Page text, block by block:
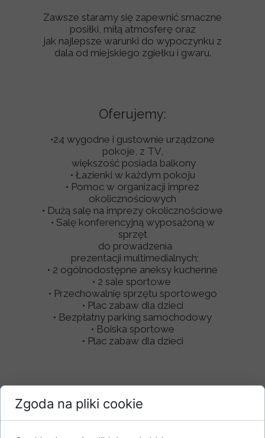
Zawsze staramy się zapewnić smaczne
posiłki, miłą atmosferę oraz
jak najlepsze warunki do wypoczynku z
dala od miejskiego zgiełku i gwaru.
Oferujemy:
•24 wygodne i gustownie urządzone
pokoje, z TV,
większość posiada balkony
• Łazienki w każdym pokoju
• Pomoc w organizacji imprez
okolicznościowych
• Dużą salę na imprezy okolicznościowe
• Salę konferencyjną wyposażoną w
sprzęt
do prowadzenia
prezentacji multimedialnych;
• 2 ogólnodostępne aneksy kuchenne
• 2 sale sportowe
• Przechowalnię sprzętu sportowego
• Plac zabaw dla dzieci
• Bezpłatny parking samochodowy
• Boiska sportowe
• Plac zabaw dla dzieci
Dodatkowo dla naszych gości:
Zgoda na pliki cookie